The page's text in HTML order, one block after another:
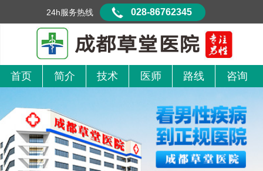
首页 简介 技术 医师 路线 咨询
24h服务热线 028-86762345